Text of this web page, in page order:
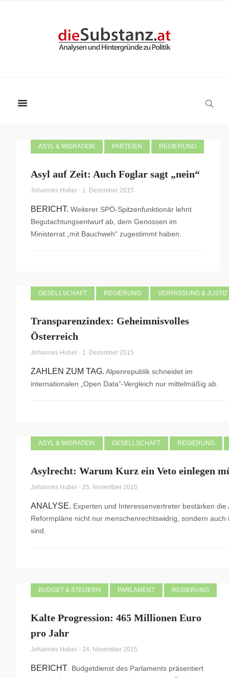
ASYL & MIGRATION PARTEIEN REGIERUNG
Asyl auf Zeit: Auch Foglar sagt „nein“
Johannes Huber - 1. Dezember 2015
BERICHT. Weiterer SPÖ-Spitzenfunktionär lehnt
Begutachtungsentwurf ab, dem Genossen im
Ministerrat „mit Bauchweh“ zugestimmt haben.
GESELLSCHAFT REGIERUNG VERFASSUNG & JUSTIZ
Transparenzindex: Geheimnisvolles
Österreich
Johannes Huber - 1. Dezember 2015
ZAHLEN ZUM TAG. Alpenrepublik schneidet im
internationalen „Open Data“-Vergleich nur mittelmäßig ab.
ASYL & MIGRATION GESELLSCHAFT REGIERUNG
Asylrecht: Warum Kurz ein Veto einlegen
Johannes Huber - 25. November 2015
ANALYSE. Experten und Interessenvertreter bestärken die
Reformpläne nicht nur menschenrechtswidrig, sondern auch
sind.
BUDGET & STEUERN PARLAMENT REGIERUNG
Kalte Progression: 465 Millionen Euro
pro Jahr
Johannes Huber - 24. November 2015
BERICHT . Budgetdienst des Parlaments präsentiert